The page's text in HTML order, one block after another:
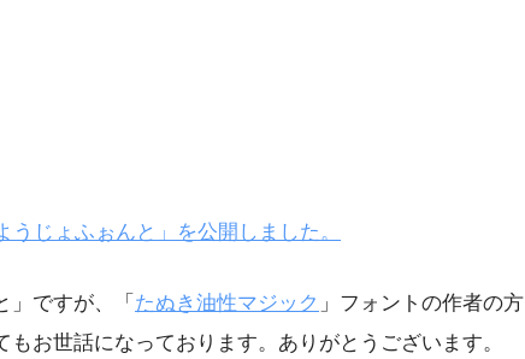
じょふぉんと」を公開しました。
」ですが、「 たぬき油性マジック 」フォントの作者の方
お世話になっております。ありがとうございます。